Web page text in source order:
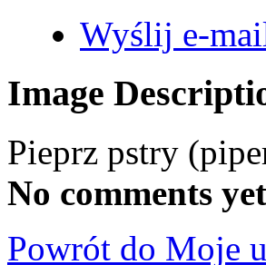
Wyślij e-
Image
Pieprz pstry
No comments yet
Powrót do Moje